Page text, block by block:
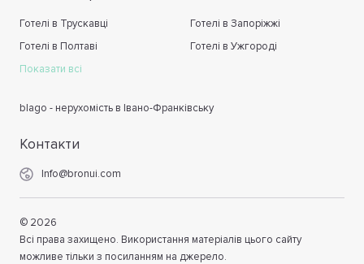
Готелі в Трускавці
Готелі в Запоріжжі
Готелі в Полтаві
Готелі в Ужгороді
Показати всі
blago - нерухомість в Івано-Франківську
Контакти
Info@bronui.com
© 2026
Всі права захищено. Використання матеріалів цього сайту
можливе тільки з посиланням на джерело.